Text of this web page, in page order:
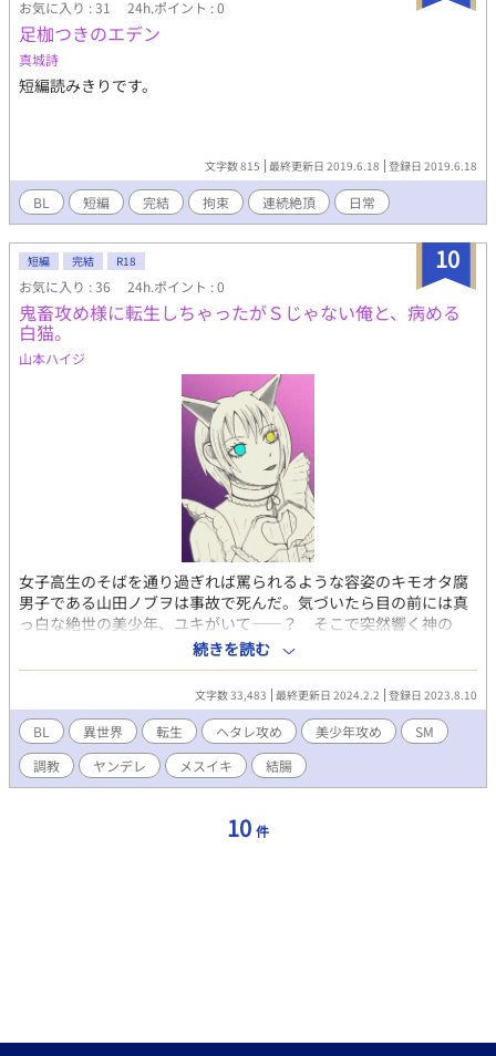
カーチュをめぐる3人の歪んだ愛、憎悪を書く ヤンデレ執着極重
いラブストーリーです。 文才がないため読みにくかったり、誤字
があると思いますが、温かい目でご覧ください。
お気に入り : 31 24h.ポイント : 0
足枷つきのエデン
真城詩
短編読みきりです。
文字数 815 最終更新日 2019.6.18 登録日 2019.6.18
BL 短編 完結 拘束 連続絶頂 日常
10
短編 完結 R18
お気に入り : 36 24h.ポイント : 0
鬼畜攻め様に転生しちゃったがＳじゃない俺と、病める
白猫。
山本ハイジ
女子高生のそばを通り過ぎれば罵られるような容姿のキモオタ腐
男子である山田ノブヲは事故で死んだ。気づいたら目の前には真
っ白な絶世の美少年、ユキがいて――？ そこで突然響く神の
声。 「お前の死、手違いでさーお詫びに転生させてやったから。
その美少年はプレゼント。じゃ」 「は？」 ユキは手錠と足枷をは
められており、潤んだ目でノブヲを見あげてくる。 「どうしたの
ですか？ 僕にひどいことするんじゃないんですか……？ ノー
ヴ様は凄腕の調教師ですよね？」 「は？」 奴隷のいる異世界で、
ノブヲは鬼畜調教師ノーヴに転生したがＳでも何でもないのであ
った。 ※さわりだけほのぼの、後は予告なく過激めの性描写やＳ
Ｍ描写がございます。攻め視点/よしよしセックス/モブ姦
続きを読む
文字数 33,483 最終更新日 2024.2.2 登録日 2023.8.10
BL 異世界 転生 ヘタレ攻め 美少年攻め
SM
調教
ヤンデレ メスイキ 結腸
10 件